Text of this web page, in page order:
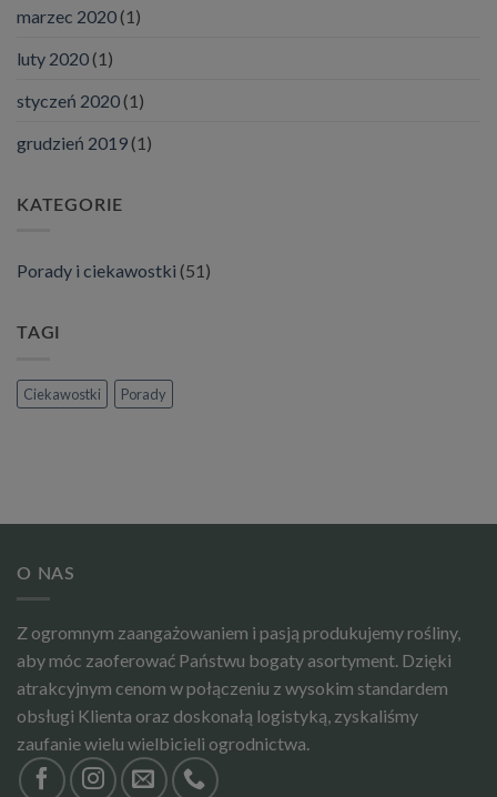
marzec 2020(1)
luty 2020(1)
styczeń 2020(1)
grudzień 2019(1)
KATEGORIE
Porady i ciekawostki (51)
TAGI
Ciekawostki Porady
O NAS
Z ogromnym zaangażowaniem i pasją produkujemy rośliny,
aby móc zaoferować Państwu bogaty asortyment. Dzięki
atrakcyjnym cenom w połączeniu z wysokim standardem
obsługi Klienta oraz doskonałą logistyką, zyskaliśmy
zaufanie wielu wielbicieli ogrodnictwa.